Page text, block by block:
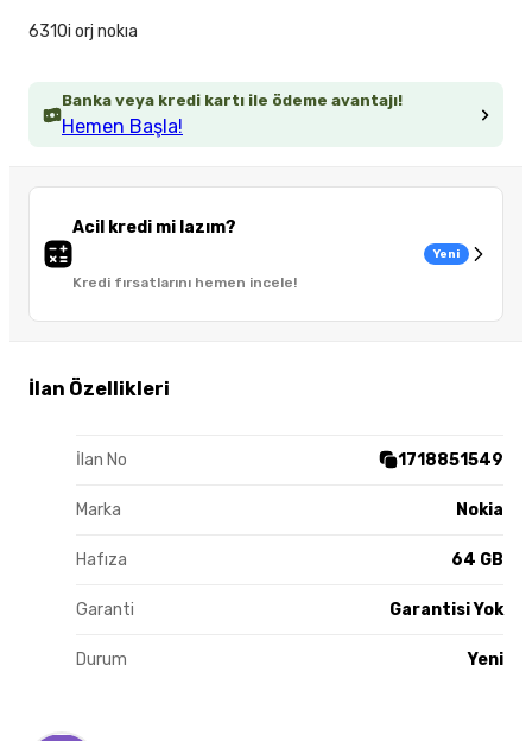
Banka veya kredi kartı ile ödeme avantajı!
Hemen Başla!
Acil kredi mi lazım?
Kredi fırsatlarını hemen incele!
Yeni
İlan Özellikleri
İlan No 1718851549
Marka Nokia
Hafıza 64 GB
Garanti Garantisi Yok
Durum Yeni
6310i orj nokıa